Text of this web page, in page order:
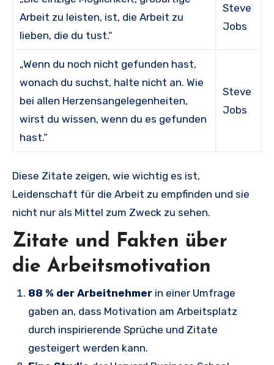
Arbeit zu leisten, ist, die Arbeit zu
lieben, die du tust.“
Steve
Jobs
„Wenn du noch nicht gefunden hast,
wonach du suchst, halte nicht an. Wie
bei allen Herzensangelegenheiten,
wirst du wissen, wenn du es gefunden
hast.“
Steve
Jobs
Diese Zitate zeigen, wie wichtig es ist,
Leidenschaft für die Arbeit zu empfinden und sie
nicht nur als Mittel zum Zweck zu sehen.
Zitate und Fakten über
die Arbeitsmotivation
88 % der Arbeitnehmer in einer Umfrage
gaben an, dass Motivation am Arbeitsplatz
durch inspirierende Sprüche und Zitate
gesteigert werden kann.